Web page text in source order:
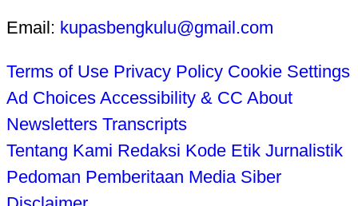
Email: kupasbengkulu@gmail.com
Terms of Use Privacy Policy Cookie Settings
Ad Choices Accessibility & CC About
Newsletters Transcripts
Tentang Kami Redaksi Kode Etik Jurnalistik
Pedoman Pemberitaan Media Siber